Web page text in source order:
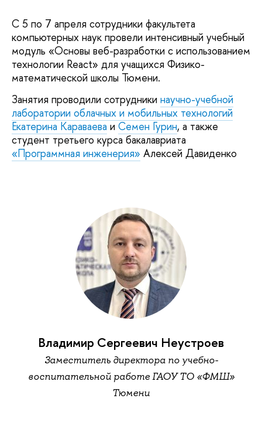
C 5 по 7 апреля сотрудники факультета
компьютерных наук провели интенсивный учебный
модуль «Основы веб-разработки с использованием
технологии React» для учащихся Физико-
математической школы Тюмени.
Занятия проводили сотрудники научно-учебной
лаборатории облачных и мобильных технологий
Екатерина Караваева и Семен Гурин, а также
студент третьего курса бакалавриата
«Программная инженерия» Алексей Давиденко
Владимир Сергеевич Неустроев
Заместитель директора по учебно-
воспитательной работе ГАОУ ТО «ФМШ»
Тюмени